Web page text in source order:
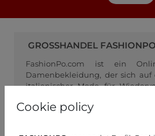
Cookie policy
GROSSHANDEL FASHIONPO
FashionPo.com ist ein
Damenbekleidung, der sich
italienischer Mode für
Herstellern fungiert. Bleiben Sie